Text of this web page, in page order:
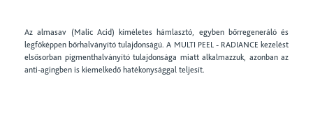
Az almasav (Malic Acid) kíméletes hámlasztó, egyben bőrregeneráló és
legfőképpen bőrhalványító tulajdonságú. A MULTI PEEL - RADIANCE kezelést
elsősorban pigmenthalványító tulajdonsága miatt alkalmazzuk, azonban az
anti-agingben is kiemelkedő hatékonysággal teljesít.